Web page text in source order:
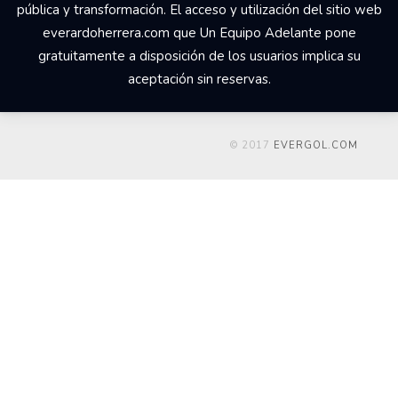
pública y transformación. El acceso y utilización del sitio web
everardoherrera.com que Un Equipo Adelante pone
gratuitamente a disposición de los usuarios implica su
aceptación sin reservas.
© 2017 EVERGOL.COM